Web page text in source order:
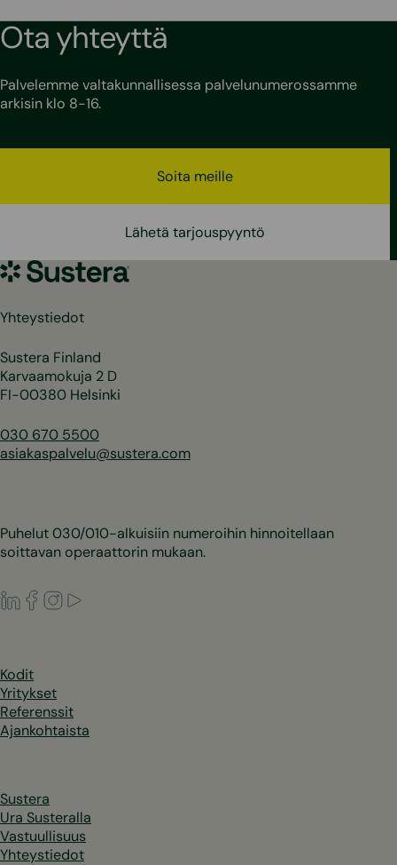
Ota yhteyttä
Palvelemme valtakunnallisessa palvelunumerossamme
arkisin klo 8-16.
Soita meille
Lähetä tarjouspyyntö
Sustera
Yhteystiedot
Sustera Finland
Karvaamokuja 2 D
FI-00380 Helsinki
030 670 5500
asiakaspalvelu@sustera.com
Puhelut 030/010-alkuisiin numeroihin hinnoitellaan
soittavan operaattorin mukaan.
LinkedIn
Facebook
Instagram
Kodit
Yritykset
Referenssit
Ajankohtaista
Sustera
Ura Susteralla
Vastuullisuus
Yhteystiedot